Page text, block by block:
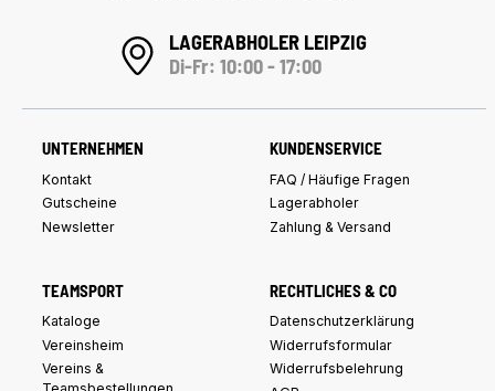
LAGERABHOLER LEIPZIG
Di-Fr: 10:00 - 17:00
UNTERNEHMEN
Kontakt
Gutscheine
Newsletter
KUNDENSERVICE
FAQ / Häufige Fragen
Lagerabholer
Zahlung & Versand
TEAMSPORT
Kataloge
Vereinsheim
Vereins &
RECHTLICHES & CO
Datenschutzerklärung
Widerrufsformular
Widerrufsbelehrung